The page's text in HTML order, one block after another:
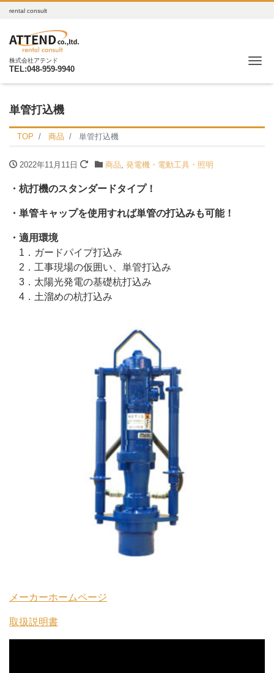
rental consult
株式会社アテンド
TEL:048-959-9940
単管打込機
TOP 商品 単管打込機
2022年11月11日 商品 発電機・電動工具・照明
・杭打機のスタンダードタイプ！
・単管キャップを使用すれば単管の打込みも可能！
・適用環境
1．ガードパイプ打込み
2．工事現場の仮囲い、単管打込み
3．太陽光発電の基礎杭打込み
4．土溜めの杭打込み
メーカーホームページ
取扱説明書